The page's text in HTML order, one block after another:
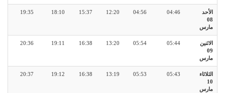
الأحد
08
مارس
04:46
04:56
12:20
15:37
18:10
19:35
الاثنين
09
مارس
05:44
05:54
13:20
16:38
19:11
20:36
الثلاثاء
10
مارس
05:43
05:53
13:19
16:38
19:12
20:37